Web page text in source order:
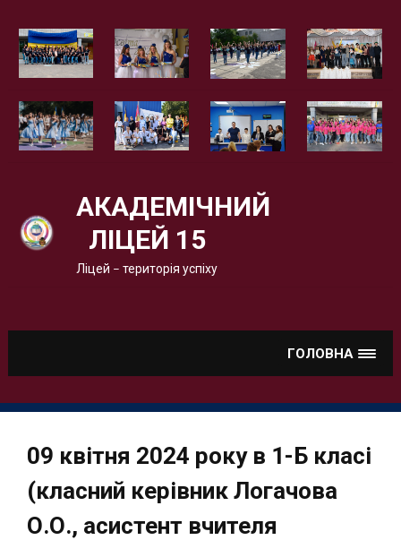
АКАДЕМІЧНИЙ
ЛІЦЕЙ 15
Ліцей – територія успіху
ГОЛОВНА
09 квітня 2024 року в 1-Б класі
(класний керівник Логачова
О.О., асистент вчителя